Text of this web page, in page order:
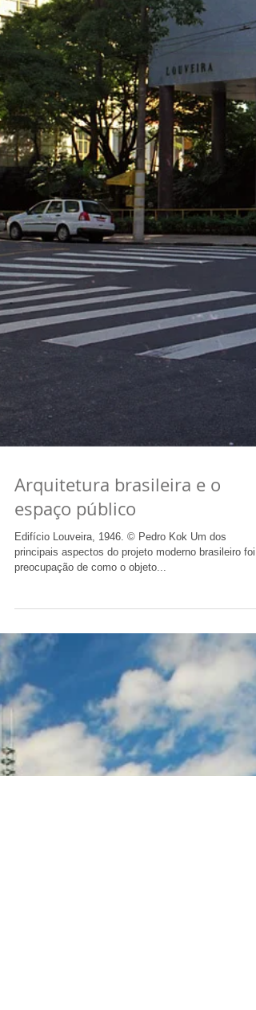
Arquitetura brasileira e o
espaço público
Edifício Louveira, 1946. © Pedro Kok Um dos
principais aspectos do projeto moderno brasileiro foi
preocupação de como o objeto...